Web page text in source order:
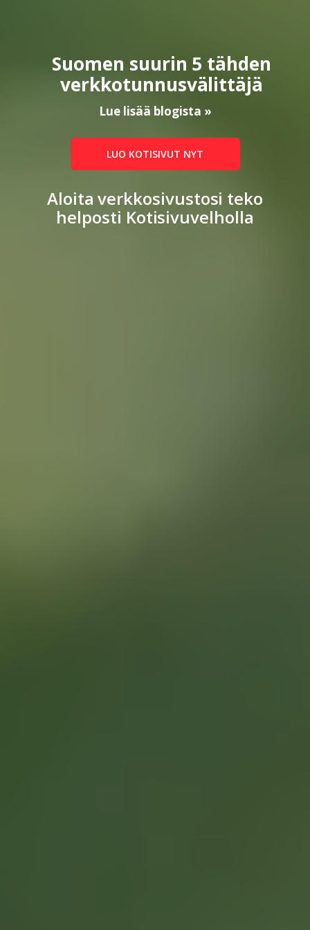
Suomen suurin 5 tähden
verkkotunnus­välittäjä
Lue lisää blogista »
LUO KOTISIVUT NYT
Aloita verkkosivustosi teko
helposti Kotisivuvelholla